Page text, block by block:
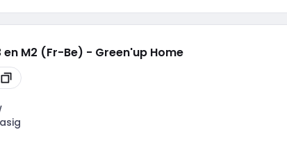
M2 (Fr-Be) - Green'up Home